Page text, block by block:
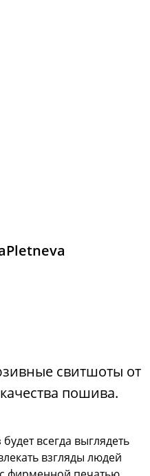
свитшоты от
пошива.
всегда выглядеть
взгляды людей